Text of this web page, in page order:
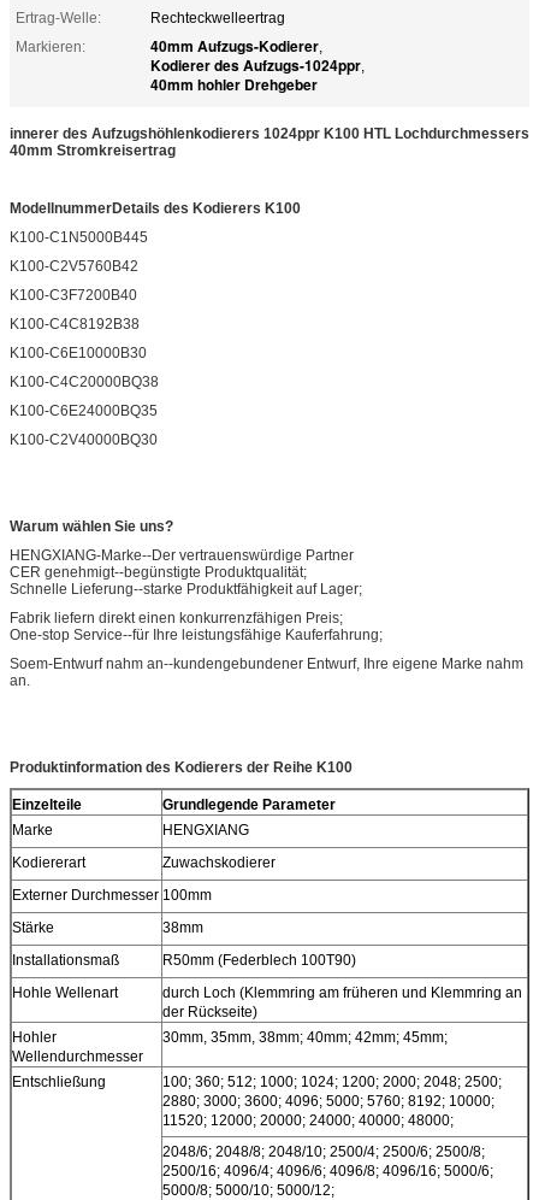
Ertrag-Welle:
Rechteckwelleertrag
Markieren:
40mm Aufzugs-Kodierer,
Kodierer des Aufzugs-1024ppr,
40mm hohler Drehgeber
innerer des Aufzugshöhlenkodierers 1024ppr K100 HTL Lochdurchmessers
40mm Stromkreisertrag
ModellnummerDetails des Kodierers K100
K100-C1N5000B445
K100-C2V5760B42
K100-C3F7200B40
K100-C4C8192B38
K100-C6E10000B30
K100-C4C20000BQ38
K100-C6E24000BQ35
K100-C2V40000BQ30
Warum wählen Sie uns?
HENGXIANG-Marke--Der vertrauenswürdige Partner
CER genehmigt--begünstigte Produktqualität;
Schnelle Lieferung--starke Produktfähigkeit auf Lager;
Fabrik liefern direkt einen konkurrenzfähigen Preis;
One-stop Service--für Ihre leistungsfähige Kauferfahrung;
Soem-Entwurf nahm an--kundengebundener Entwurf, Ihre eigene Marke nahm
an.
Produktinformation des Kodierers der Reihe K100
Einzelteile
Grundlegende Parameter
Marke
HENGXIANG
Kodiererart
Zuwachskodierer
Externer Durchmesser 100mm
Stärke
38mm
Installationsmaß
R50mm (Federblech 100T90)
Hohle Wellenart
durch Loch (Klemmring am früheren und Klemmring an
der Rückseite)
Hohler
Wellendurchmesser
30mm, 35mm, 38mm; 40mm; 42mm; 45mm;
Entschließung
100; 360; 512; 1000; 1024; 1200; 2000; 2048; 2500;
2880; 3000; 3600; 4096; 5000; 5760; 8192; 10000;
11520; 12000; 20000; 24000; 40000; 48000;
2048/6; 2048/8; 2048/10; 2500/4; 2500/6; 2500/8;
2500/16; 4096/4; 4096/6; 4096/8; 4096/16; 5000/6;
5000/8; 5000/10; 5000/12;